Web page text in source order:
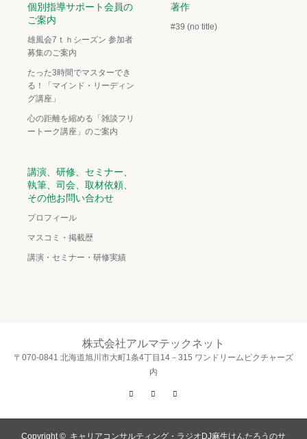
個別指導サポート会員の
ご案内
雄風会7ｔｈシーズン 参加者
募集のご案内
たった3時間でマスターでき
る！「マインド・リーディン
グ講座」
心の距離を縮める「雑談フリ
ートーク講座」のご案内
著作
#39 (no title)
講演、研修、セミナー、
執筆、司会、取材依頼、
その他お問い合わせ
プロフィール
マスコミ・掲載歴
講演・セミナー・研修実績
株式会社アルマテックネット
〒070-0841 北海道旭川市大町1条4丁目14－315 ワンドリームピクチャーズ
内
Twitter
Facebook
Copyright © キャリアコンサルティング・ラジオDJ麻生けんたろうのサ